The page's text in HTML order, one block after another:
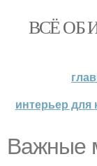
ВСЁ ОБ
интерьер для
Важные